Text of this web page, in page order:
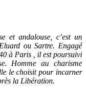
et andalouse, c’est un
ou Sartre. Engagé
à Paris , il est poursuivi
Homme au charisme
le choisit pour incarner
la Libération.